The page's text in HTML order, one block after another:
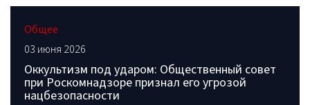
Общее
03 июня 2026
Оккультизм под ударом: Общественный совет
при Роскомнадзоре признал его угрозой
нацбезопасности